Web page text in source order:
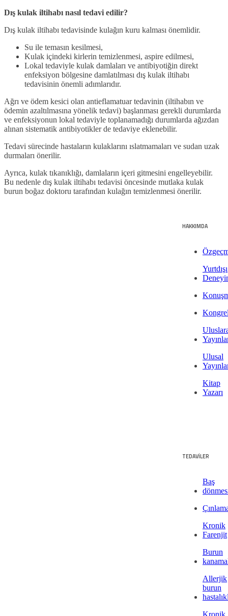
Dış kulak iltihabı nasıl tedavi edilir?
Dış kulak iltihabı tedavisinde kulağın kuru kalması önemlidir.
Su ile temasın kesilmesi,
Kulak içindeki kirlerin temizlenmesi, aspire edilmesi,
Lokal tedaviyle kulak damlaları ve antibiyotiğin direkt
enfeksiyon bölgesine damlatılması dış kulak iltihabı
tedavisinin önemli adımlarıdır.
Ağrı ve ödem kesici olan antieflamatuar tedavinin (iltihabın ve
ödemin azaltılmasına yönelik tedavi) başlanması gerekli durumlarda
ve enfeksiyonun lokal tedaviyle toplanamadığı durumlarda ağızdan
alınan sistematik antibiyotikler de tedaviye eklenebilir.
Tedavi sürecinde hastaların kulaklarını ıslatmamaları ve sudan uzak
durmaları önerilir.
Ayrıca, kulak tıkanıklığı, damlaların içeri gitmesini engelleyebilir.
Bu nedenle dış kulak iltihabı tedavisi öncesinde mutlaka kulak
burun boğaz doktoru tarafından kulağın temizlenmesi önerilir.
HAKKIMDA
Yurtdışı
Ulusal
Kitap
Yazarı
TEDAVİLER
Baş
Kronik
Farenjit
Burun
Allerjik
burun
Kronik